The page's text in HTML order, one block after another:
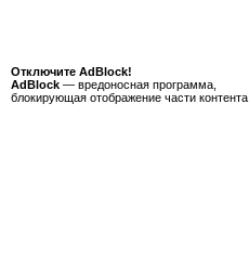
Отключите AdBlock!
AdBlock — вредоносная программа,
блокирующая отображение части контента.